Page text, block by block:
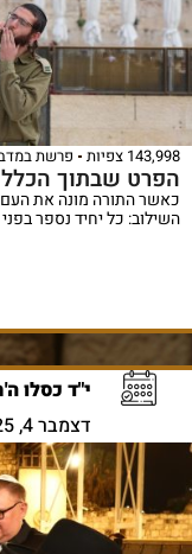
143,998 צפיות פרשת
הפרט שבתוך
כאשר התורה מונה את
השילוב: כל יחיד נספר
י"ד כסלו
דצמבר 4, 2025